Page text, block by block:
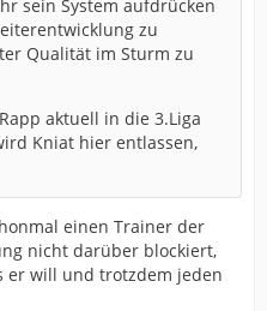
sein System aufdrücken
zu
Qualität im Sturm zu
aktuell in die 3.Liga
Kniat hier entlassen,
einen Trainer der
nicht darüber blockiert,
er will und trotzdem jeden